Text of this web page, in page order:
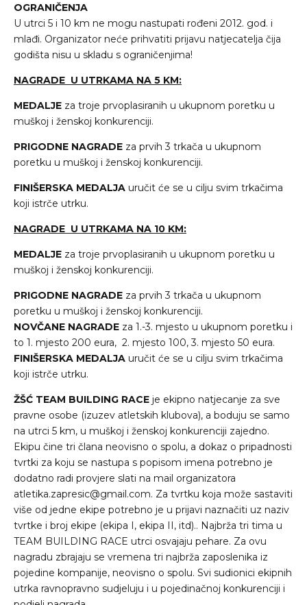
OGRANIČENJA
U utrci 5 i 10 km ne mogu nastupati rođeni 2012. god. i
mlađi. Organizator neće prihvatiti prijavu natjecatelja čija
godišta nisu u skladu s ograničenjima!
NAGRADE U UTRKAMA NA 5 KM:
MEDALJE za troje prvoplasiranih u ukupnom poretku u
muškoj i ženskoj konkurenciji.
PRIGODNE NAGRADE za prvih 3 trkača u ukupnom
poretku u muškoj i ženskoj konkurenciji.
FINIŠERSKA MEDALJA uručit će se u cilju svim trkačima
koji istrče utrku.
NAGRADE U UTRKAMA NA 10 KM:
MEDALJE za troje prvoplasiranih u ukupnom poretku u
muškoj i ženskoj konkurenciji.
PRIGODNE NAGRADE za prvih 3 trkača u ukupnom
poretku u muškoj i ženskoj konkurenciji.
NOVČANE NAGRADE za 1.-3. mjesto u ukupnom poretku i
to 1. mjesto 200 eura, 2. mjesto 100, 3. mjesto 50 eura.
FINIŠERSKA MEDALJA uručit će se u cilju svim trkačima
koji istrče utrku.
ŽŠĆ TEAM BUILDING RACE je ekipno natjecanje za sve
pravne osobe (izuzev atletskih klubova), a boduju se samo
na utrci 5 km, u muškoj i ženskoj konkurenciji zajedno.
Ekipu čine tri člana neovisno o spolu, a dokaz o pripadnosti
tvrtki za koju se nastupa s popisom imena potrebno je
dodatno radi provjere slati na mail organizatora
atletika.zapresic@gmail.com. Za tvrtku koja može sastaviti
više od jedne ekipe potrebno je u prijavi naznačiti uz naziv
tvrtke i broj ekipe (ekipa I, ekipa II, itd).. Najbrža tri tima u
TEAM BUILDING RACE utrci osvajaju pehare. Za ovu
nagradu zbrajaju se vremena tri najbrža zaposlenika iz
pojedine kompanije, neovisno o spolu. Svi sudionici ekipnih
utrka ravnopravno sudjeluju i u pojedinačnoj konkurenciji i